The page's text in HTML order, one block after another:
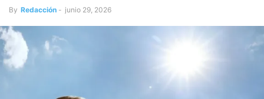
By Redacción - junio 29, 2026